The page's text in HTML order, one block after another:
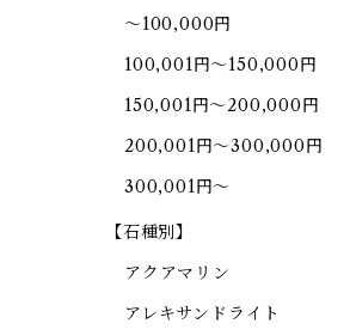
～100,000円
100,001円～150,000円
150,001円～200,000円
200,001円～300,000円
300,001円～
【石種別】
アクアマリン
アレキサンドライト